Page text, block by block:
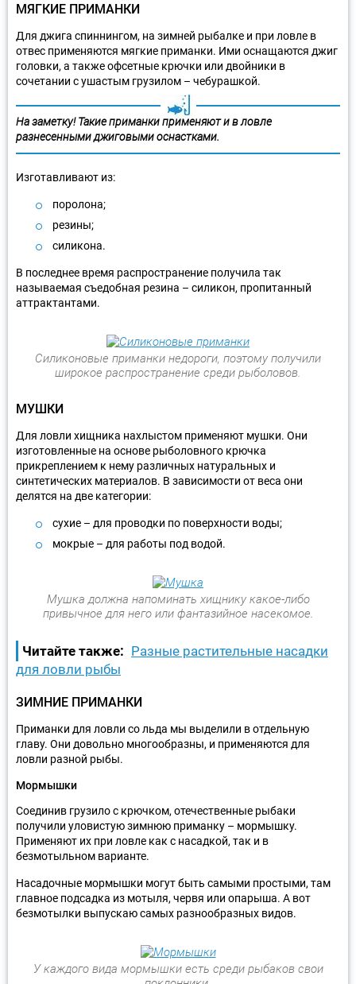
МЯГКИЕ ПРИМАНКИ
Для джига спиннингом, на зимней рыбалке и при ловле в
отвес применяются мягкие приманки. Ими оснащаются джиг
головки, а также офсетные крючки или двойники в
сочетании с ушастым грузилом – чебурашкой.
На заметку! Такие приманки применяют и в ловле
разнесенными джиговыми оснастками.
Изготавливают из:
поролона;
резины;
силикона.
В последнее время распространение получила так
называемая съедобная резина – силикон, пропитанный
аттрактантами.
Силиконовые приманки недороги, поэтому получили
широкое распространение среди рыболовов.
МУШКИ
Для ловли хищника нахлыстом применяют мушки. Они
изготовленные на основе рыболовного крючка
прикреплением к нему различных натуральных и
синтетических материалов. В зависимости от веса они
делятся на две категории:
сухие – для проводки по поверхности воды;
мокрые – для работы под водой.
Мушка должна напоминать хищнику какое-либо
привычное для него или фантазийное насекомое.
Читайте также: Разные растительные насадки
для ловли рыбы
ЗИМНИЕ ПРИМАНКИ
Приманки для ловли со льда мы выделили в отдельную
главу. Они довольно многообразны, и применяются для
ловли разной рыбы.
Мормышки
Соединив грузило с крючком, отечественные рыбаки
получили уловистую зимнюю приманку – мормышку.
Применяют их при ловле как с насадкой, так и в
безмотыльном варианте.
Насадочные мормышки могут быть самыми простыми, там
главное подсадка из мотыля, червя или опарыша. А вот
безмотылки выпускаю самых разнообразных видов.
У каждого вида мормышки есть среди рыбаков свои